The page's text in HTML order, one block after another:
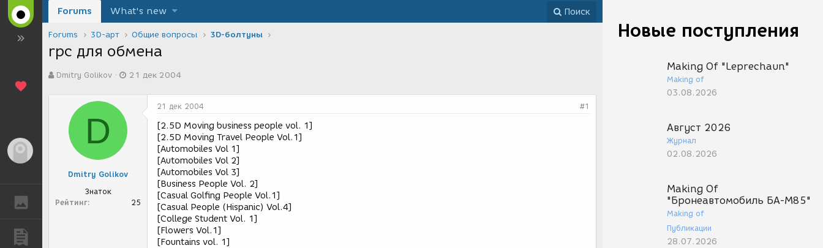
ГАЛЕРЕЯ
Новые поступления
Making Of "Leprechaun"
Making of
03.08.2026
Август 2026
Журнал
02.08.2026
Making Of
"Бронеавтомобиль БА-М85"
Making of
Публикации
28.07.2026
Forums What's new Поиск
Forums 3D-арт Общие вопросы 3D-болтуны
rpc для обмена
в
Dmitry Golikov
а
21 дек 2004
D
Dmitry Golikov
Знаток
Рейтинг
25
21 дек 2004 #1
[2.5D Moving business people vol. 1]
[2.5D Moving Travel People Vol.1]
[Automobiles Vol 1]
[Automobiles Vol 2]
[Automobiles Vol 3]
[Business People Vol. 2]
[Casual Golfing People Vol.1]
[Casual People (Hispanic) Vol.4]
[College Student Vol. 1]
[Flowers Vol.1]
[Fountains vol. 1]